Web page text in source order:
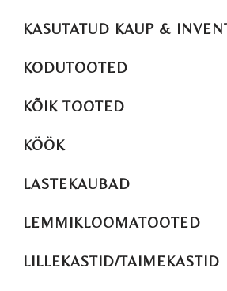
KASUTATUD KAUP &
KODUTOOTED
KÕIK TOOTED
KÖÖK
LASTEKAUBAD
LEMMIKLOOMATOOTED
LILLEKASTID/TAIMEKASTID